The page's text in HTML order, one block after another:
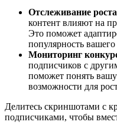
Отслеживание роста
контент влияют на
Это поможет
популярность вашего
Мониторинг
подписчиков с
поможет понять
возможности для
Делитесь скриншотами с
подписчиками, чтобы